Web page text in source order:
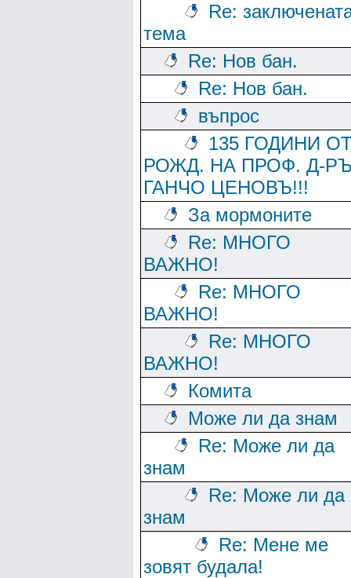
Re:
тема
Re: Нов бан.
Re: Нов бан.
въпрос
135 ГОДИНИ
РОЖД. НА ПРОФ. Д-
ГАНЧО ЦЕНОВЪ!!!
За мормоните
Re: МНОГО
ВАЖНО!
Re: МНОГО
ВАЖНО!
Re: МНОГО
ВАЖНО!
Комита
Може ли да знам
Re: Може ли да
знам
Re: Може ли да
знам
Re: Мене ме
зовят будала!